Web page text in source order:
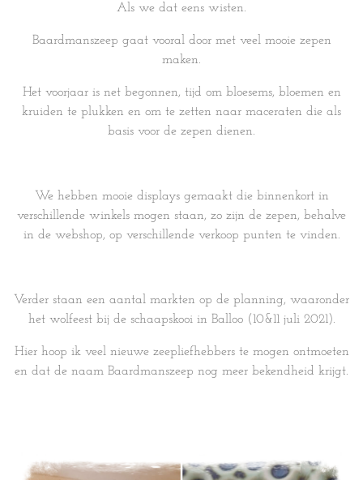
Als we dat eens wisten.
Baardmanszeep gaat vooral door met veel mooie zepen
maken.
Het voorjaar is net begonnen, tijd om bloesems, bloemen en
kruiden te plukken en om te zetten naar maceraten die als
basis voor de zepen dienen.
We hebben mooie displays gemaakt die binnenkort in
verschillende winkels mogen staan, zo zijn de zepen, behalve
in de webshop, op verschillende verkoop punten te vinden.
Verder staan een aantal markten op de planning, waaronder
het wolfeest bij de schaapskooi in Balloo (10&11 juli 2021).
Hier hoop ik veel nieuwe zeepliefhebbers te mogen ontmoeten
en dat de naam Baardmanszeep nog meer bekendheid krijgt.